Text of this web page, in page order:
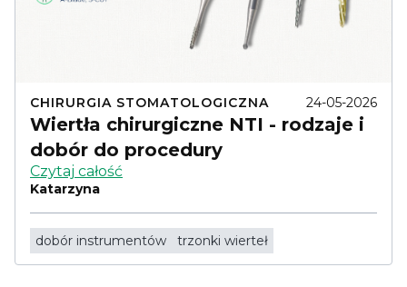
CHIRURGIA STOMATOLOGICZNA 24-05-2026
Wiertła chirurgiczne NTI - rodzaje i
dobór do procedury
Czytaj całość
Katarzyna
dobór instrumentów trzonki wierteł